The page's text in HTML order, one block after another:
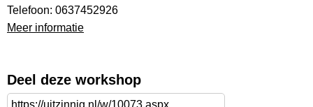
Telefoon: 0637452926
Meer informatie
Deel deze workshop